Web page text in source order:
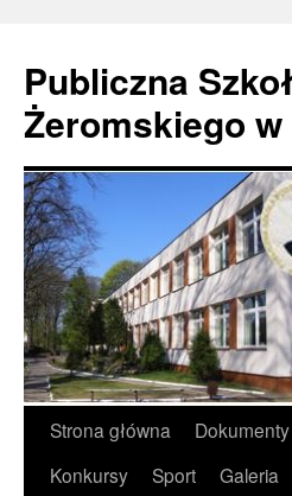
Publiczna
Żeromskiego w
Strona główna Dokumenty
Konkursy
Sport Galeria